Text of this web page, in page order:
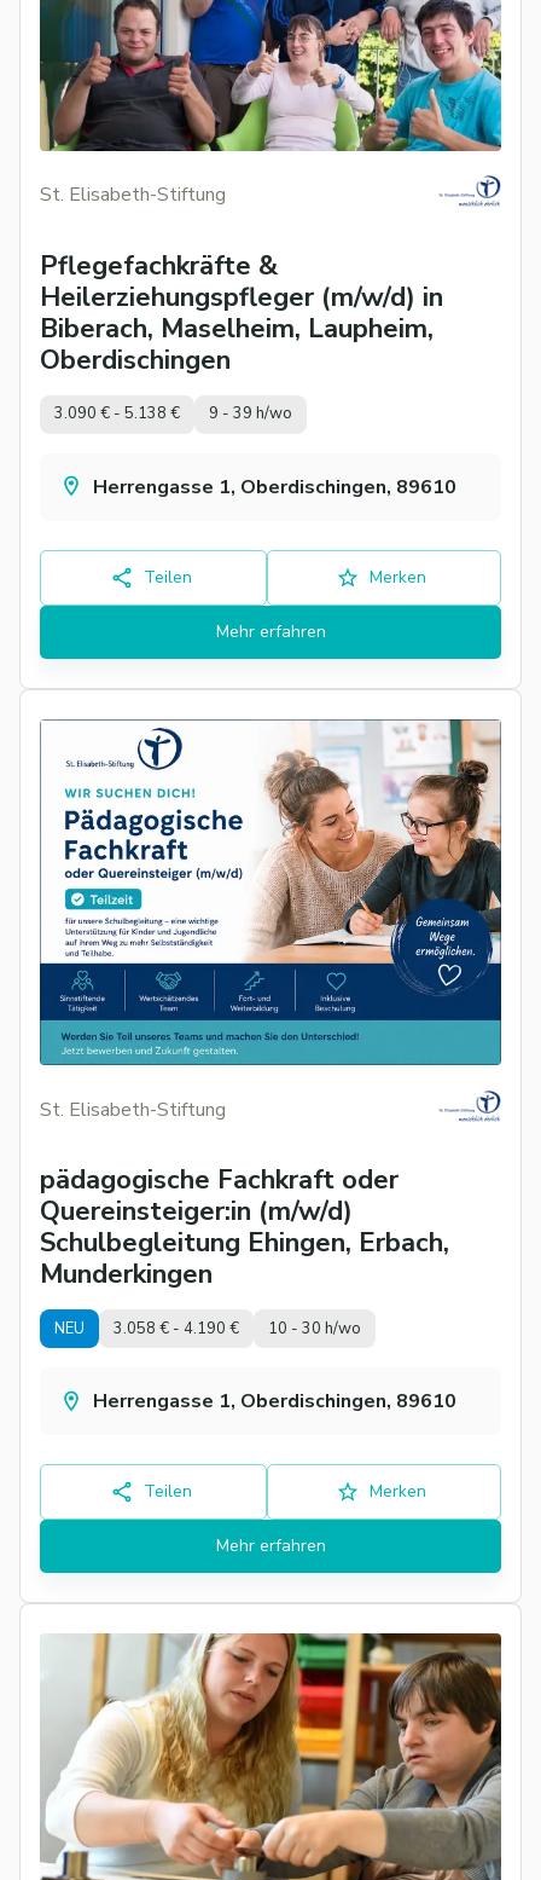
St. Elisabeth-Stiftung
Pflegefachkräfte &
Heilerziehungspfleger (m/w/d) in
Biberach, Maselheim, Laupheim,
Oberdischingen
3.090 € - 5.138 € 9 - 39 h/wo
Herrengasse 1, Oberdischingen, 89610
Teilen Merken
Mehr erfahren
St. Elisabeth-Stiftung
pädagogische Fachkraft oder
Quereinsteiger:in (m/w/d)
Schulbegleitung Ehingen, Erbach,
Munderkingen
NEU 3.058 € - 4.190 € 10 - 30 h/wo
Herrengasse 1, Oberdischingen, 89610
Teilen Merken
Mehr erfahren